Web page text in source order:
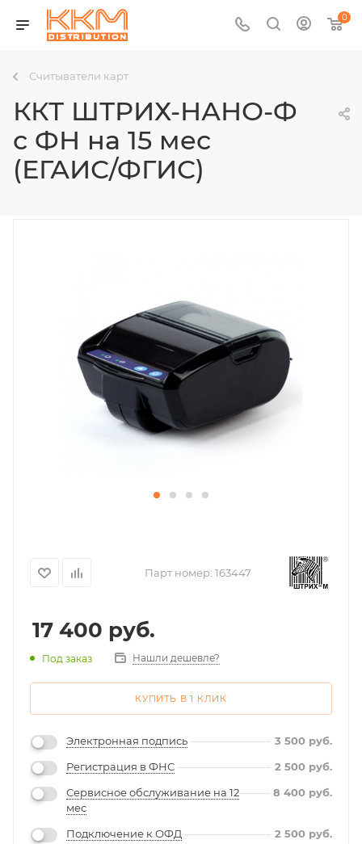
0
Считыватели карт
ККТ ШТРИХ-НАНО-Ф
с ФН на 15 мес
(ЕГАИС/ФГИС)
Парт номер: 163447
17 400 руб.
Под заказ Нашли дешевле?
КУПИТЬ В 1 КЛИК
Электронная подпись 3 500 руб.
Регистрация в ФНС
2 500 руб.
Сервисное обслуживание на 12
мес
8 400 руб.
Подключение к ОФД 2 500 руб.